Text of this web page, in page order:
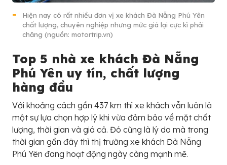
Hiện nay có rất nhiều đơn vị xe khách Đà Nẵng Phú Yên
chất lượng, chuyên nghiệp nhưng mức giá lại cực kì phải
chăng (nguồn: motortrip.vn)
Top 5 nhà xe khách Đà Nẵng
Phú Yên uy tín, chất lượng
hàng đầu
Với khoảng cách gần 437 km thì xe khách vẫn luôn là
một sự lựa chọn hợp lý khi vừa đảm bảo về mặt chất
lượng, thời gian và giá cả. Đó cũng là lý do mà trong
thời gian gần đây thì thị trường xe khách Đà Nẵng
Phú Yên đang hoạt động ngày càng mạnh mẽ.